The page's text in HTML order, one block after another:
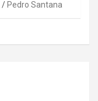
Pedro Santana